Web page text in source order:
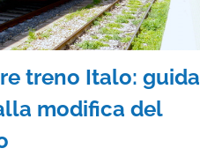
treno Italo: guida
modifica del